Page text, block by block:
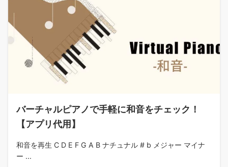
バーチャルピアノで手軽に和音をチェック！
【アプリ代用】
和音を再生 C D E F G A B ナチュナル # b メジャー マイナ
ー ...